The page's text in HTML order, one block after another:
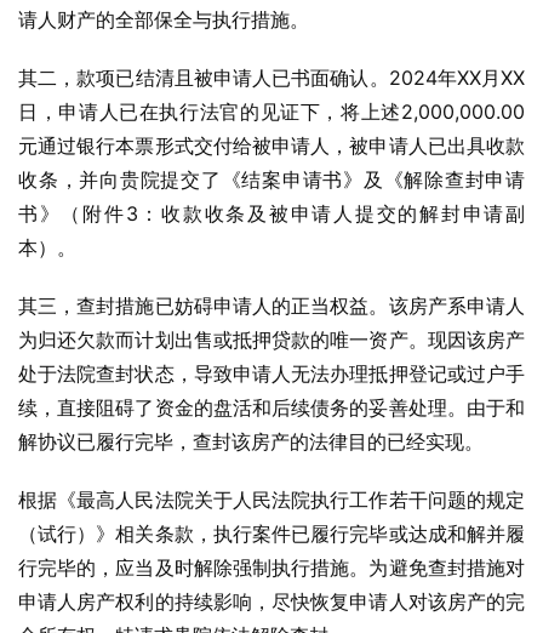
请人财产的全部保全与执行措施。
其二，款项已结清且被申请人已书面确认。2024年XX月XX
日，申请人已在执行法官的见证下，将上述2,000,000.00
元通过银行本票形式交付给被申请人，被申请人已出具收款
收条，并向贵院提交了《结案申请书》及《解除查封申请
书》（附件3：收款收条及被申请人提交的解封申请副
本）。
其三，查封措施已妨碍申请人的正当权益。该房产系申请人
为归还欠款而计划出售或抵押贷款的唯一资产。现因该房产
处于法院查封状态，导致申请人无法办理抵押登记或过户手
续，直接阻碍了资金的盘活和后续债务的妥善处理。由于和
解协议已履行完毕，查封该房产的法律目的已经实现。
根据《最高人民法院关于人民法院执行工作若干问题的规定
（试行）》相关条款，执行案件已履行完毕或达成和解并履
行完毕的，应当及时解除强制执行措施。为避免查封措施对
申请人房产权利的持续影响，尽快恢复申请人对该房产的完